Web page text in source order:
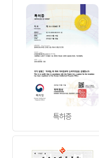
특허증
제공해야 합니다.
②회사는 고객이 계약
발생하지 않도록 충분
③회사는 서비스 운영
경우 이를 즉시 수리
운영을 위해 최선을 다
④회사는 고객이 정당
대해서 즉시 또는 회사
처리해야 합니다.
⑤회사는 원활한 서비
정보를 수집하여 보관
이를 제공할 수 없습니
목적으로 관계기관으
정보통신윤리위원회
이용요금을 체납하여
신용정보집중기관에
⑥회사는 이용계약의
편의를 제공하도록 노력